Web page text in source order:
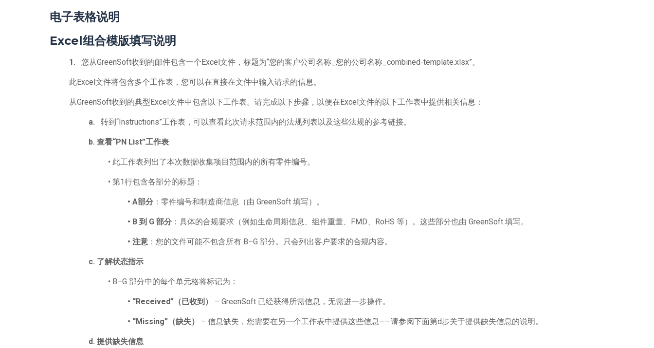
电子表格说明
Excel组合模版填写说明
1. 您从GreenSoft收到的邮件包含一个Excel文件，标题为“您的客户公司名称_您的公司名称_combined-template.xlsx”。
此Excel文件将包含多个工作表，您可以在直接在文件中输入请求的信息。
从GreenSoft收到的典型Excel文件中包含以下工作表。请完成以下步骤，以便在Excel文件的以下工作表中提供相关信息：
a. 转到“Instructions”工作表，可以查看此次请求范围内的法规列表以及这些法规的参考链接。
b. 查看“PN List”工作表
• 此工作表列出了本次数据收集项目范围内的所有零件编号。
• 第1行包含各部分的标题：
• A部分 ：零件编号和制造商信息（由 GreenSoft 填写）。
• B 到 G 部分 ：具体的合规要求（例如生命周期信息、组件重量、FMD、RoHS 等）。这些部分也由 GreenSoft 填写。
• 注意 ：您的文件可能不包含所有 B–G 部分。只会列出客户要求的合规内容。
c. 了解状态指示
• B–G 部分中的每个单元格将标记为：
• “Received” （已收到） – GreenSoft 已经获得所需信息，无需进一步操作。
• “Missing” （缺失） – 信息缺失，您需要在另一个工作表中提供这些信息——请参阅下面第d步关于提供缺失信息的说明。
d. 提供缺失信息